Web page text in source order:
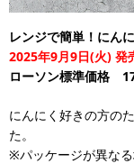
レンジで簡単！にん
2025年9月9日(火) 発
ローソン標準価格
にんにく好きの方の
た。
※パッケージが異なる